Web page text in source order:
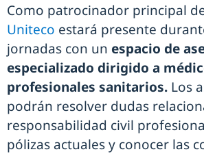
Como patrocinador principal
Uniteco estará presente
jornadas con un espacio de
especializado dirigido a
profesionales sanitarios. Los
podrán resolver dudas
responsabilidad civil
pólizas actuales y conocer las